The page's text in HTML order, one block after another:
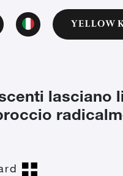
lasciano